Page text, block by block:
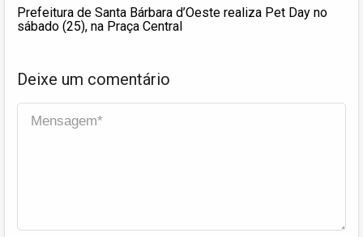
Prefeitura de Santa Bárbara d’Oeste realiza Pet Day no
sábado (25), na Praça Central
Deixe um comentário